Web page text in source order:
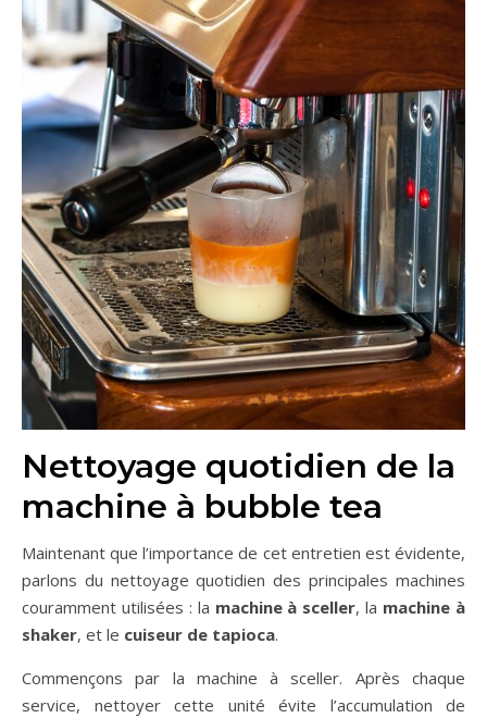
Nettoyage quotidien de la
machine à bubble tea
Maintenant que l’importance de cet entretien est évidente,
parlons du nettoyage quotidien des principales machines
couramment utilisées : la machine à sceller, la machine à
shaker, et le cuiseur de tapioca.
Commençons par la machine à sceller. Après chaque
service, nettoyer cette unité évite l’accumulation de